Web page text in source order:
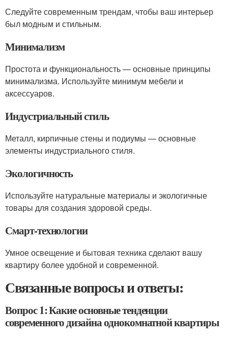
Следуйте современным трендам, чтобы ваш интерьер
был модным и стильным.
Минимализм
Простота и функциональность — основные принципы
минимализма. Используйте минимум мебели и
аксессуаров.
Индустриальный стиль
Металл, кирпичные стены и подиумы — основные
элементы индустриального стиля.
Экологичность
Используйте натуральные материалы и экологичные
товары для создания здоровой среды.
Смарт-технологии
Умное освещение и бытовая техника сделают вашу
квартиру более удобной и современной.
Связанные вопросы и ответы:
Вопрос 1: Какие основные тенденции
современного дизайна однокомнатной квартиры